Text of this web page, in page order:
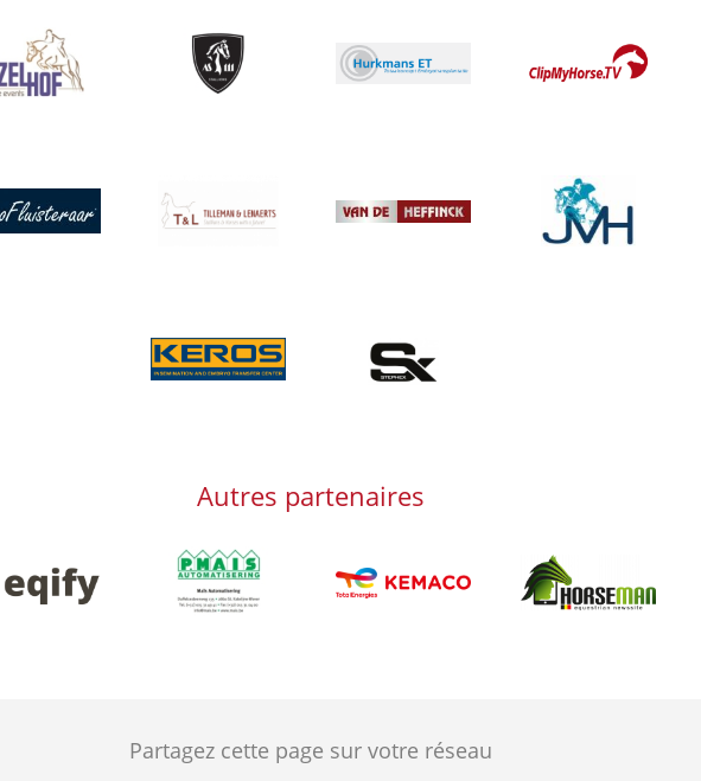
Afbeelding
Afbeelding
Afbeelding
Afbeelding
Afbeelding
Afbeelding
Afbeelding
Autres partenaires
Afbeelding
Afbeelding
Afbeelding
Partagez cette page sur votre réseau